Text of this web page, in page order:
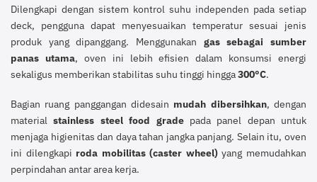
Dilengkapi dengan sistem kontrol suhu independen pada setiap
deck, pengguna dapat menyesuaikan temperatur sesuai jenis
produk yang dipanggang. Menggunakan gas sebagai sumber
panas utama, oven ini lebih efisien dalam konsumsi energi
sekaligus memberikan stabilitas suhu tinggi hingga300°C.
Bagian ruang panggangan didesain mudah dibersihkan, dengan
materialstainless steel food gradepada panel depan untuk
menjaga higienitas dan daya tahan jangka panjang. Selain itu, oven
ini dilengkapi roda mobilitas (caster wheel)yang memudahkan
perpindahan antar area kerja.